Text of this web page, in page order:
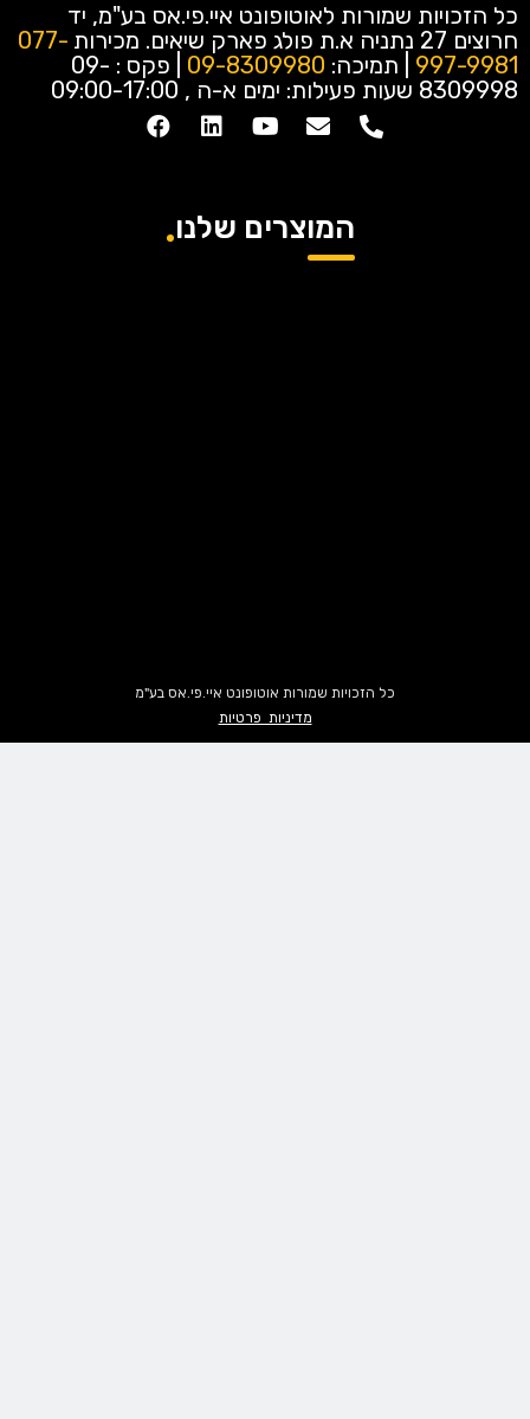
כל הזכויות שמורות לאוטופונט איי.פי.אס בע"מ, יד
חרוצים 27 נתניה א.ת פולג פארק שיאים.
מכירות 077-
997-9981
| תמיכה: 09-8309980
| פקס : 09-
8309998 שעות פעילות: ימים א-ה , 09:00-17:00
המוצרים שלנו
כל הזכויות שמורות אוטופונט איי.פי.אס בע"מ
מדיניות פרטיות